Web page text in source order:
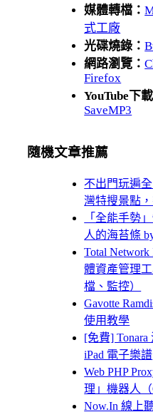
媒體轉檔：
式工廠
光碟燒錄：
網路瀏覽：
Firefox
YouTube下
SaveMP3
隨機文章推薦
不出門玩遍
灣特搜景點，
「全能手勢
人的海苔條
Total
體資產管理
檔、監控）
Gavotte
使用教學
[免費]
iPad 電子樂譜
Web PHP
理」機器人（
Now.In 線上